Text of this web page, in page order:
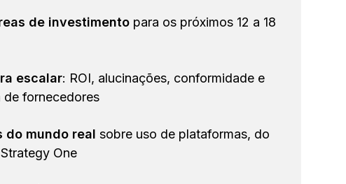
de investimento para os próximos 12 a 18
escalar: ROI, alucinações, conformidade e
de fornecedores
do mundo real sobre uso de plataformas, do
One